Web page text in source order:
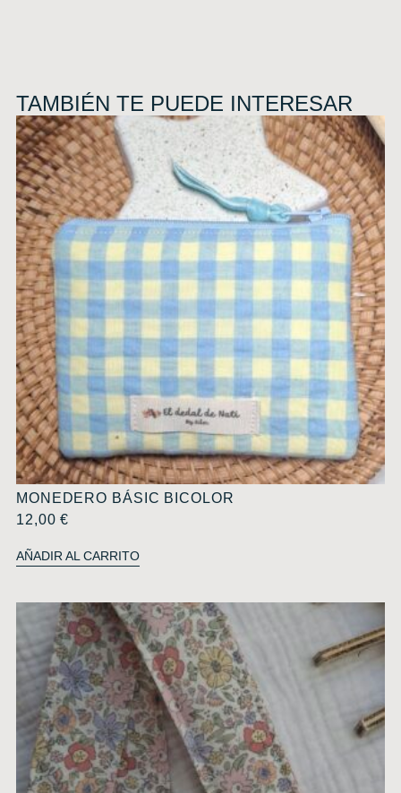
TAMBIÉN TE PUEDE INTERESAR
MONEDERO BÁSIC BICOLOR
12,00€
AÑADIR AL CARRITO